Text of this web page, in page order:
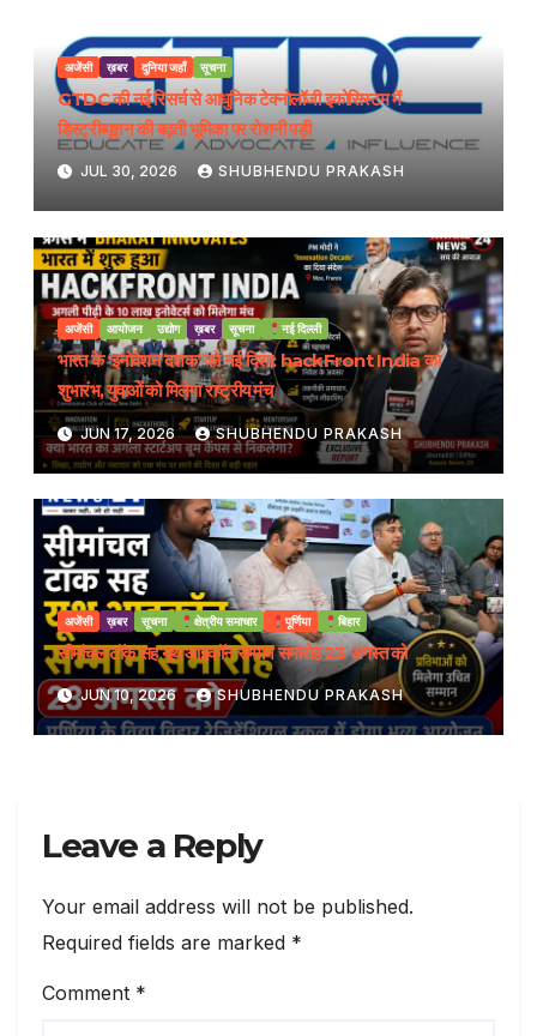
अजेंसी ख़बर दुनिया जहाँ सूचना
GTDC की नई रिसर्च से आधुनिक टेक्नोलॉजी इकोसिस्टम में
डिस्ट्रीब्यूशन की बढ़ती भूमिका पर रोशनी पड़ी
JUL 30, 2026 SHUBHENDU PRAKASH
अजेंसी आयोजन उद्योग ख़बर सूचना नई दिल्ली
भारत के ‘इनोवेशन दशक’ को नई दिशा: hackFront India का
शुभारंभ, युवाओं को मिलेगा राष्ट्रीय मंच
JUN 17, 2026 SHUBHENDU PRAKASH
अजेंसी ख़बर सूचना क्षेत्रीय समाचार पूर्णिया बिहार
सीमांचल टॉक सह यूथ आइकॉन सम्मान समारोह 23 अगस्त को
JUN 10, 2026 SHUBHENDU PRAKASH
Leave a Reply
Your email address will not be published.
Required fields are marked *
Comment *